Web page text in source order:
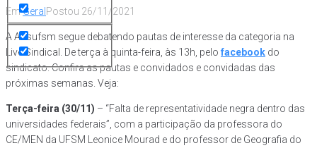
EmGeral Postou 26/11/2021
A Assufsm segue debatendo pautas de interesse da categoria na
Live Sindical. De terça à quinta-feira, às 13h, pelo facebook do
sindicato. Confira as pautas e convidados e convidadas das
próximas semanas. Veja:
Terça-feira (30/11) – “Falta de representatividade negra dentro das
universidades federais”, com a participação da professora do
CE/MEN da UFSM Leonice Mourad e do professor de Geografia do